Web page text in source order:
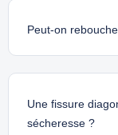
Peut-on
Une fissure
sécheresse ?